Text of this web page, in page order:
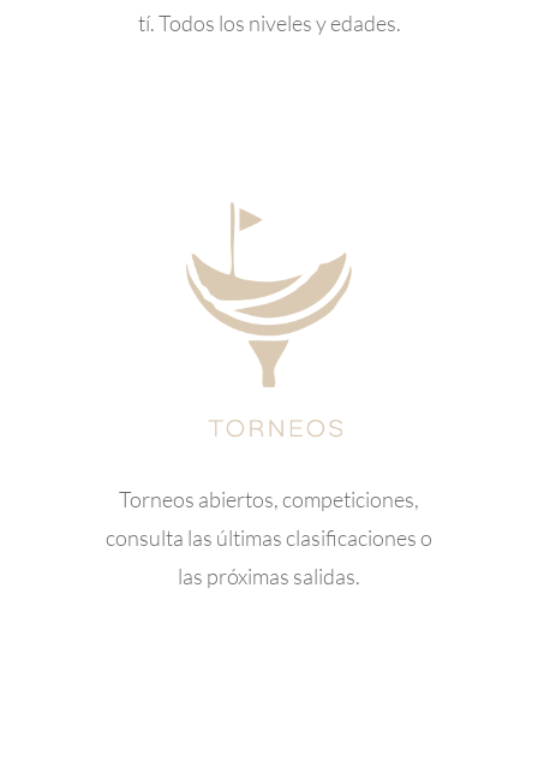
tí. Todos los niveles y edades.
Torneos abiertos, competiciones,
consulta las últimas clasificaciones o
las próximas salidas.